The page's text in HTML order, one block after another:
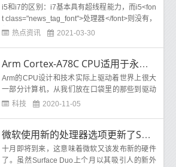
i5和i7的区别：i7基本具有超线程能力，而i5<fon
t class="news_tag_font">处理器</font>则没有，
超线程技术可以在单<font class="news_tag_fon
热点资讯 2021-03-30
Arm Cortex-A78C CPU适用于永远在线的笔记本电脑
Arm的CPU设计和技术实际上驱动着世界上很大
一部分计算机，从我们放在口袋里的那些到驱动
汽车大脑的那些。基于Arm的芯片尚未真正接管
科技 2020-11-05
微软使用新的处理器选项更新了Surface Pro X
十月即将到来，这意味着微软又该发布新的硬件
了。虽然Surface Duo上个月以其吸引人的新外